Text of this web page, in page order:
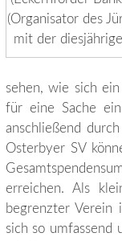
(Organisator des
mit der
sehen, wie sich
für eine Sache
anschließend
Osterbyer SV
erreichen. Als
begrenzter Verein
sich so umfassend